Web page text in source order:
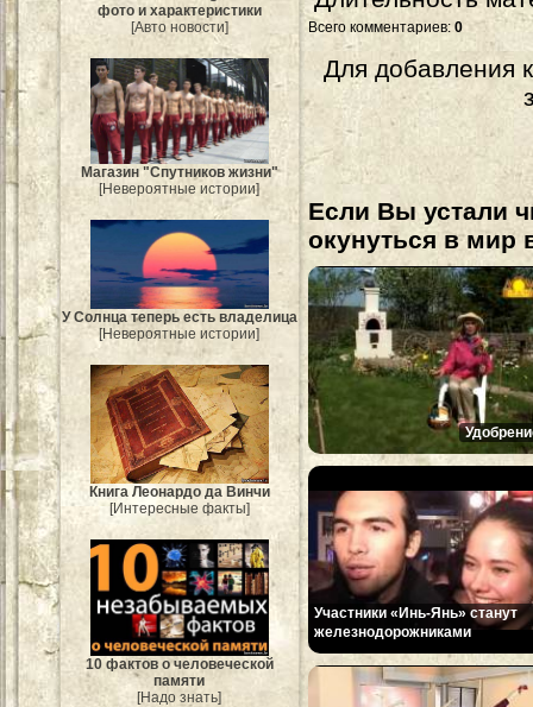
фото и характеристики
[Авто новости]
Магазин "Спутников жизни"
[Невероятные истории]
У Солнца теперь есть владелица
[Невероятные истории]
Книга Леонардо да Винчи
[Интересные факты]
10 фактов о человеческой
памяти
[Надо знать]
Всего комментариев: 0
Для добавления
Если Вы устали
окунуться в мир
Участники «Инь-Янь» станут
железнодорожниками